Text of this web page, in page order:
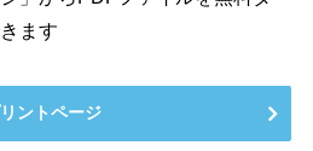
ます
ントページ